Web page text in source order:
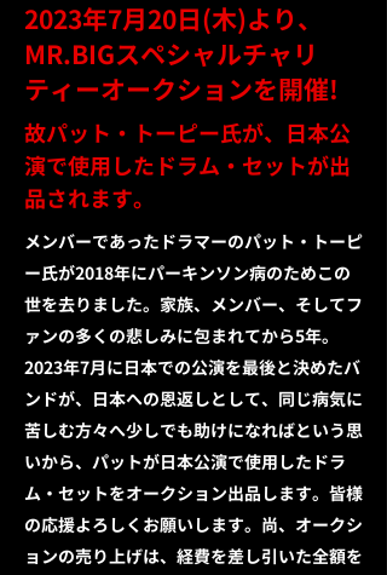
2023年7月20日(木)より、
MR.BIGスペシャルチャリ
ティーオークションを開催!
故パット・トーピー氏が、日本公
演で使用したドラム・セットが出
品されます。
メンバーであったドラマーのパット・トーピ
ー氏が2018年にパーキンソン病のためこの
世を去りました。 家族、メンバー、 そしてフ
ァンの多くの悲しみに包まれてから5年。
2023年7月に日本での公演を最後と決めたバ
ンドが、日本への恩返しとして、同じ病気に
苦しむ方々へ少しでも助けになればという思
いから、パットが日本公演で使用したドラ
ム・セットをオークション出品します。皆様
の応援よろしくお願いします。尚、オークシ
ョンの売り上げは、経費を差し引いた全額を